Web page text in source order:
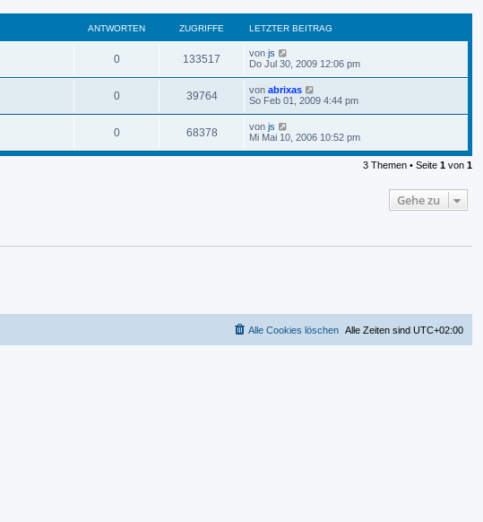
ANTWORTEN ZUGRIFFE LETZTER BEITRAG
0 133517 von js
Do Jul 30, 2009 12:06 pm
0 39764 von abrixas
So Feb 01, 2009 4:44 pm
0 68378 von js
Mi Mai 10, 2006 10:52 pm
3 Themen • Seite 1 von 1
Gehe zu
Alle Zeiten sind UTC+02:00
Alle Cookies löschen